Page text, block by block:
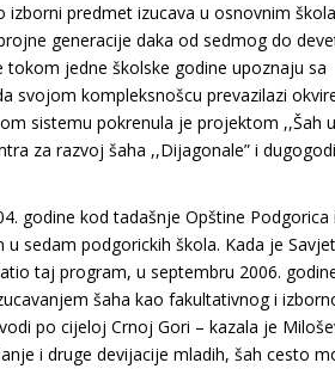
izborni predmet izucava u osnovnim
generacije daka od sedmog do
jedne školske godine upoznaju sa
svojom kompleksnošcu prevazilazi
sistemu pokrenula je projektom ,,Šah u
za razvoj šaha ,,Dijagonale” i
godine kod tadašnje Opštine Podgorica i
sedam podgorickih škola. Kada je
taj program, u septembru 2006.
šaha kao fakultativnog i
po cijeloj Crnoj Gori – kazala je
i druge devijacije mladih, šah cesto